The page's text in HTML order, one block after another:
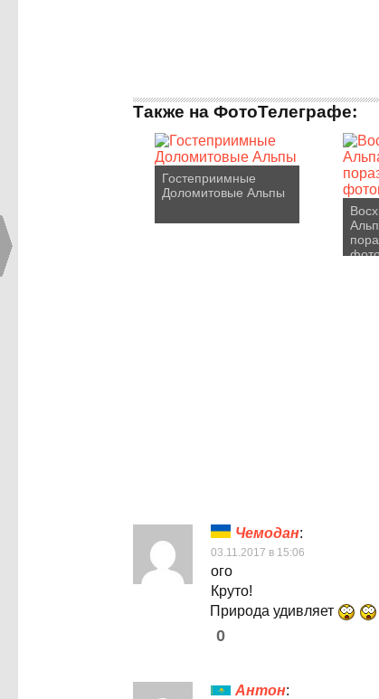
Также на ФотоТелеграфе:
Гостеприимные
Доломитовые Альпы
Чемодан:
03.11.2017 в 15:06
ого
Круто!
Природа удивляет
0
Антон: